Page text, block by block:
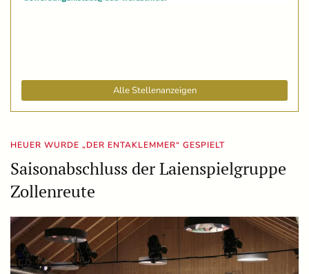
Alle Stellenanzeigen
HEUER WURDE „DER ENTAKLEMMER“ GESPIELT
Saisonabschluss der Laienspielgruppe
Zollenreute